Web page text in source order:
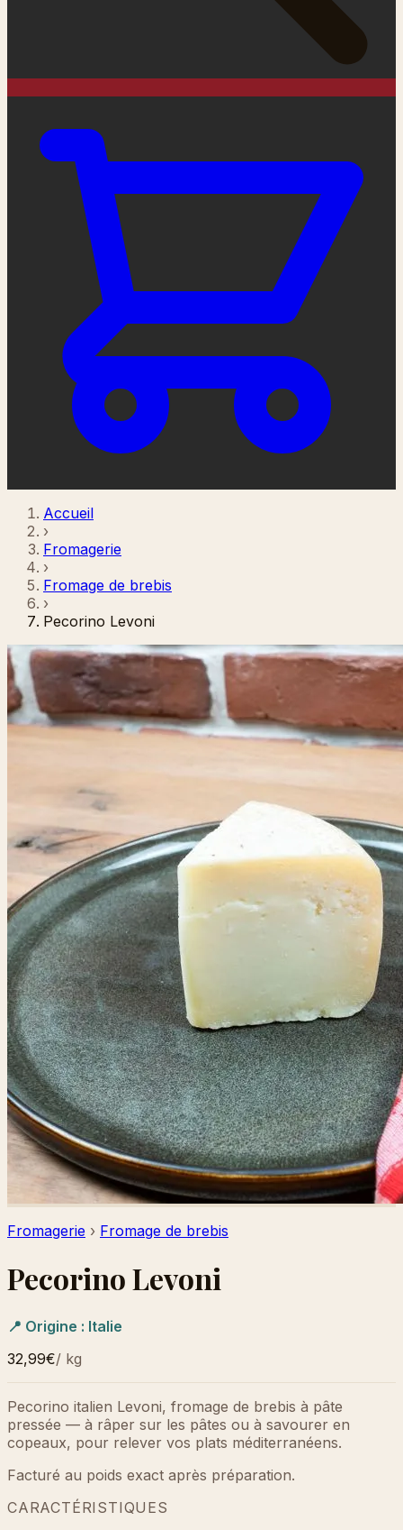
Accueil
›
Fromagerie
›
Fromage de brebis
›
Pecorino Levoni
Fromagerie › Fromage de brebis
Pecorino Levoni
📍 Origine : Italie
32,99€/ kg
Pecorino italien Levoni, fromage de brebis à pâte
pressée — à râper sur les pâtes ou à savourer en
copeaux, pour relever vos plats méditerranéens.
Facturé au poids exact après préparation.
CARACTÉRISTIQUES